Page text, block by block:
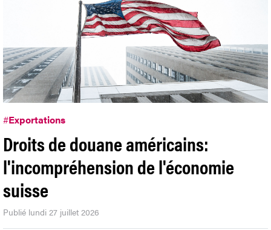
#Exportations
Droits de douane américains:
l'incompréhension de l'économie
suisse
Publié lundi 27 juillet 2026